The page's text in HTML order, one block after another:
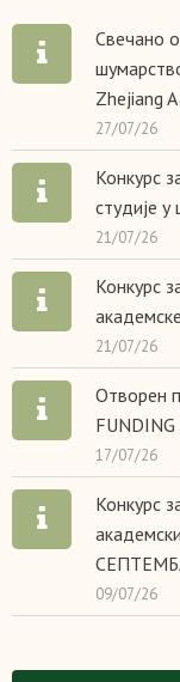
Свечано
Zhejiang
27/07/26
Конкурс
студије
21/07/26
Конкурс
21/07/26
Отворен
FUNDING
17/07/26
Конкурс
09/07/26